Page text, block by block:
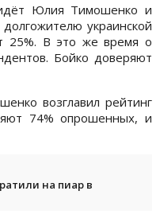
Юлия Тимошенко и
украинской
25%. В это же время о
Бойко доверяют
возглавил рейтинг
74% опрошенных, и
на пиар в